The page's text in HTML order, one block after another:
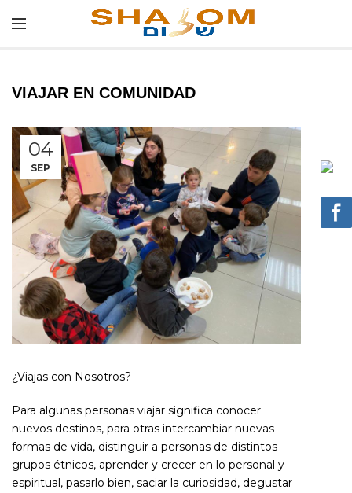
VIAJAR EN COMUNIDAD
04
SEP
¿Viajas con Nosotros?
Para algunas personas viajar significa conocer
nuevos destinos, para otras intercambiar nuevas
formas de vida, distinguir a personas de distintos
grupos étnicos, aprender y crecer en lo personal y
espiritual, pasarlo bien, saciar la curiosidad, degustar